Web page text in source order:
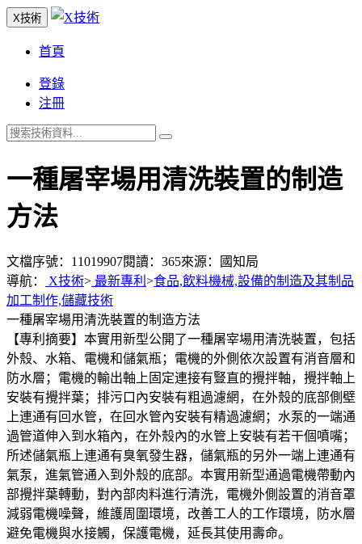
X技術
首頁
登錄
注冊
一種屠宰場用清洗裝置的制造
方法
文檔序號：11019907閱讀：365來源：國知局
導航：
X技術> 最新專利 >食品,飲料機械,設備的制造及其制品
加工制作,儲藏技術
一種屠宰場用清洗裝置的制造方法
【專利摘要】本實用新型公開了一種屠宰場用清洗裝置，包括
外殼、水箱、電機和儲氣瓶；電機的外側依次設置有消音層和
防水層；電機的輸出軸上固定連接有豎直的攪拌軸，攪拌軸上
安裝有攪拌葉；排污口內安裝有粗過濾網，在外殼的底部側壁
上連通有回水管，在回水管內安裝有精過濾網；水泵的一端通
過管道伸入到水箱內，在外殼內的水管上安裝有若干個噴嘴；
所述儲氣瓶上連通有臭氧發生器，儲氣瓶的另外一端上連通有
氣泵，進氣管通入到外殼的底部。本實用新型通過電機帶動內
部攪拌葉轉動，對內部肉料進行清洗，電機外側設置的消音罩
減弱電機噪聲，維護周圍環境，改善工人的工作環境，防水層
避免電機與水接觸，保護電機，延長其使用壽命。